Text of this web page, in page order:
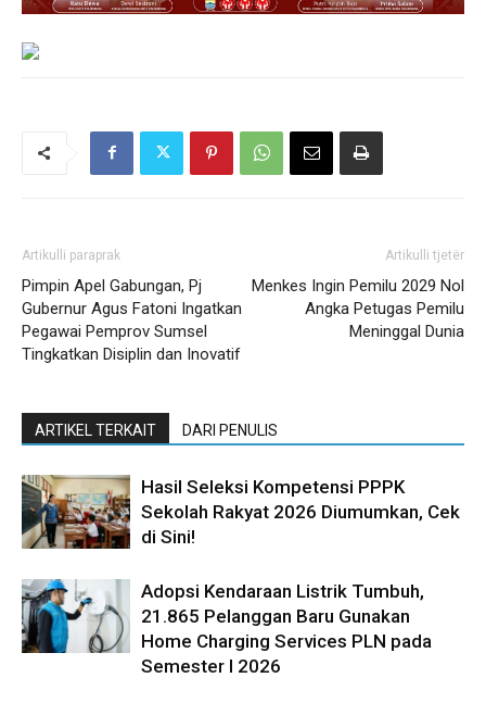
Artikulli paraprak
Pimpin Apel Gabungan, Pj
Gubernur Agus Fatoni Ingatkan
Pegawai Pemprov Sumsel
Tingkatkan Disiplin dan Inovatif
Artikulli tjetër
Menkes Ingin Pemilu 2029 Nol
Angka Petugas Pemilu
Meninggal Dunia
ARTIKEL TERKAIT DARI PENULIS
Hasil Seleksi Kompetensi PPPK
Sekolah Rakyat 2026 Diumumkan, Cek
di Sini!
Adopsi Kendaraan Listrik Tumbuh,
21.865 Pelanggan Baru Gunakan
Home Charging Services PLN pada
Semester I 2026